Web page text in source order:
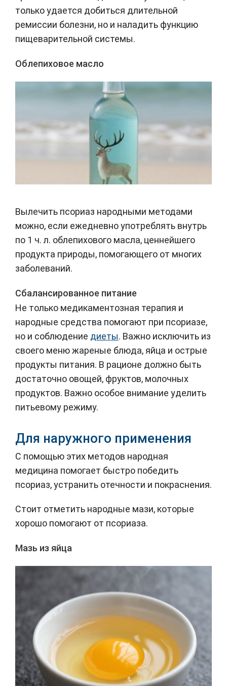
только удается добиться длительной
ремиссии болезни, но и наладить функцию
пищеварительной системы.
Облепиховое масло
Вылечить псориаз народными методами
можно, если ежедневно употреблять внутрь
по 1 ч. л. облепихового масла, ценнейшего
продукта природы, помогающего от многих
заболеваний.
Сбалансированное питание
Не только медикаментозная терапия и
народные средства помогают при псориазе,
но и соблюдение диеты. Важно исключить из
своего меню жареные блюда, яйца и острые
продукты питания. В рационе должно быть
достаточно овощей, фруктов, молочных
продуктов. Важно особое внимание уделить
питьевому режиму.
Для наружного применения
С помощью этих методов народная
медицина помогает быстро победить
псориаз, устранить отечности и покраснения.
Стоит отметить народные мази, которые
хорошо помогают от псориаза.
Мазь из яйца